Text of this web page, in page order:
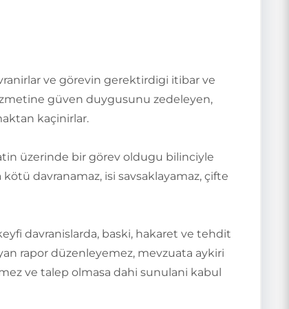
ve görevin gerektirdigi itibar ve
güven duygusunu zedeleyen,
kaçinirlar.
üzerinde bir görev oldugu bilinciyle
davranamaz, isi savsaklayamaz, çifte
davranislarda, baski, hakaret ve tehdit
rapor düzenleyemez, mevzuata aykiri
ve talep olmasa dahi sunulani kabul